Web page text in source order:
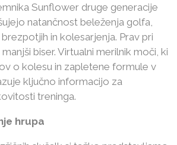
Sunflower druge generacije
natančnost beleženja golfa,
in kolesarjenja. Prav pri
biser. Virtualni merilnik moči, ki
o kolesu in zapletene formule v
ključno informacijo za
treninga.
hrupa